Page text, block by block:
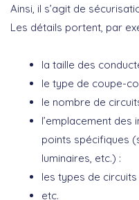
Ainsi, il s’agit de
Les détails portent, par
la taille des
le type de coupe-
le nombre de
l’emplacement
points spécifiques
luminaires, etc.) :
les types de
etc.